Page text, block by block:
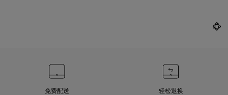
免费配送 轻松退换